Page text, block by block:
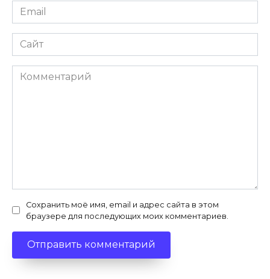
Email
Сайт
Комментарий
Сохранить моё имя, email и адрес сайта в этом
браузере для последующих моих комментариев.